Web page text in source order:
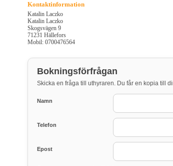
Kontaktinformation
Katalin Laczko
Katalin Laczko
Skogsvägen 9
71231 Hällefors
Mobil: 0700476564
Bokningsförfrågan
Skicka en fråga till uthyraren. Du får en kopia till
Namn
Telefon
Epost